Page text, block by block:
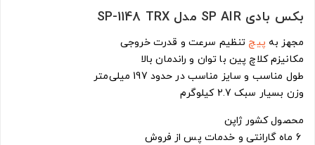
بکس بادی SP AIR مدل SP-1148 TRX
مجهز به پیچ تنظیم سرعت و قدرت خروجی
مکانیزم کلاچ پین با توان و راندمان بالا
طول مناسب و سایز مناسب در حدود 197 میلی‌متر
وزن بسیار سبک 2.7 کیلوگرم
محصول کشور ژاپن
6 ماه گارانتی و خدمات پس از فروش